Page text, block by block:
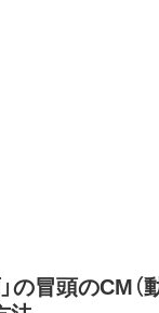
の冒頭のCM（